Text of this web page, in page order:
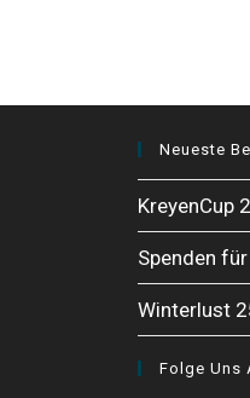
Neueste
KreyenCup
Spenden
Winterlust
Folge Uns